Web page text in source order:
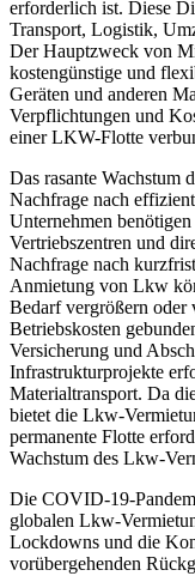
erforderlich ist. Diese
Transport, Logistik,
Der Hauptzweck von
kostengünstige und
Geräten und anderen
Verpflichtungen und
einer LKW-Flotte
Das rasante Wachstum
Nachfrage nach
Unternehmen
Vertriebszentren und
Nachfrage nach
Anmietung von Lkw
Bedarf vergrößern oder
Betriebskosten
Versicherung und
Infrastrukturprojekte
Materialtransport. Da
bietet die Lkw-
permanente Flotte
Wachstum des Lkw-
Die COVID-19-
globalen Lkw-
Lockdowns und die
vorübergehenden